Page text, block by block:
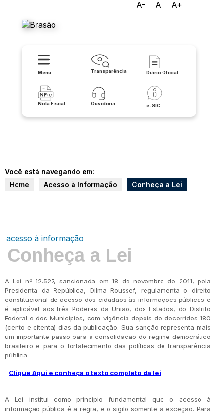
A- A A+
Menu Transparência Diário Oficial
Nota Fiscal Ouvidoria e-SIC
Você está navegando em:
Home
Acesso à Informação Conheça a Lei
acesso à informação
Conheça a Lei
A Lei nº 12.527, sancionada em 18 de novembro de 2011, pela
Presidenta da República, Dilma Roussef, regulamenta o direito
constitucional de acesso dos cidadãos às informações públicas e
é aplicável aos três Poderes da União, dos Estados, do Distrito
Federal e dos Municípios, com vigência depois de decorridos 180
(cento e oitenta) dias da publicação. Sua sanção representa mais
um importante passo para a consolidação do regime democrático
brasileiro e para o fortalecimento das políticas de transparência
pública.
Clique Aqui e conheça o texto completo da lei
A Lei institui como princípio fundamental que o acesso à
informação pública é a regra, e o sigilo somente a exceção. Para